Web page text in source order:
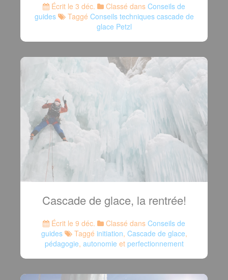
Écrit le 3 déc. Classé dans Conseils de
guides
Taggé Conseils techniques cascade de
glace Petzl
Cascade de glace, la rentrée!
Écrit le 9 déc. Classé dans Conseils de
guides
Taggé initiation, Cascade de glace,
pédagogie, autonomie et perfectionnement